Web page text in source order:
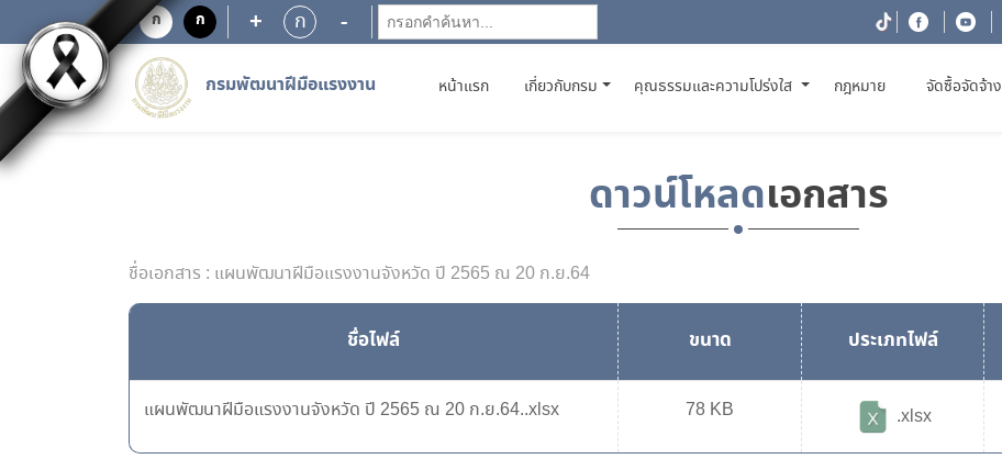
ก ก + ก -
กรมพัฒนาฝีมือแรงงาน หน้าแรก(CURRENT)
เกี่ยวกับกรม คุณธรรมและความโปร่งใส กฎหมาย จัดซื้อจัดจ้าง
ดาวน์โหลดเอกสาร
ชื่อเอกสาร : แผนพัฒนาฝีมือแรงงานจังหวัด ปี 2565 ณ 20 ก.ย.64
ชื่อไฟล์ ขนาด ประเภทไฟล์
แผนพัฒนาฝีมือแรงงานจังหวัด ปี 2565 ณ 20 ก.ย.64..xlsx 78 KB .xlsx